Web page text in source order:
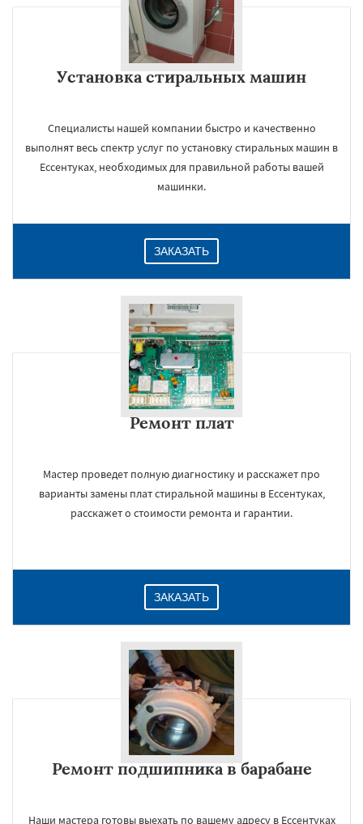
Установка стиральных машин
Специалисты нашей компании быстро и качественно
выполнят весь спектр услуг по установку стиральных машин в
Ессентуках, необходимых для правильной работы вашей
машинки.
ЗАКАЗАТЬ
Ремонт плат
Мастер проведет полную диагностику и расскажет про
варианты замены плат стиральной машины в Ессентуках,
расскажет о стоимости ремонта и гарантии.
ЗАКАЗАТЬ
Ремонт подшипника в барабане
Наши мастера готовы выехать по вашему адресу в Ессентуках